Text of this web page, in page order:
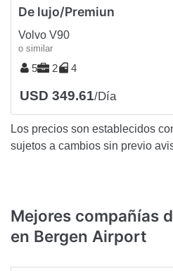
De lujo/Premiun
Volvo V90
o similar
5 2 4
USD 349.61/Día
Los precios son establecidos
sujetos a cambios sin previo
Mejores compañías
en Bergen Airport